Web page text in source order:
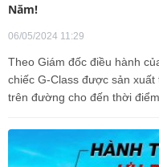
Năm!
06/05/2024 11:29
Theo Giám đốc điều hành
chiếc G-Class được sản
trên đường cho đến thời